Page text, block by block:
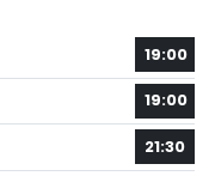
19:00
19:00
21:30